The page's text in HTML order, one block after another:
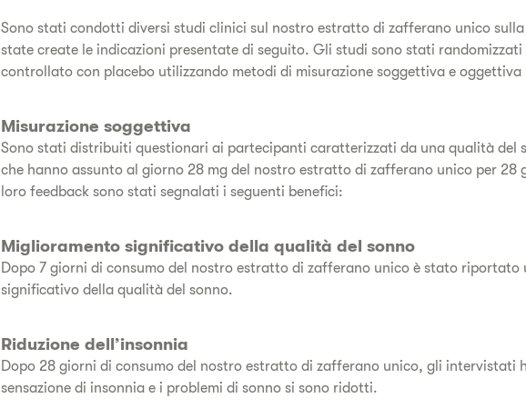
Sono stati condotti diversi studi clinici sul nostro estratto di zafferano unico sulla
state create le indicazioni presentate di seguito. Gli studi sono stati randomizzati
controllato con placebo utilizzando metodi di misurazione soggettiva e
Misurazione soggettiva
Sono stati distribuiti questionari ai partecipanti caratterizzati da una qualità del
che hanno assunto al giorno 28 mg del nostro estratto di zafferano unico per 28
loro feedback sono stati segnalati i seguenti benefici:
Miglioramento significativo della qualità del sonno
Dopo 7 giorni di consumo del nostro estratto di zafferano unico è stato riportato
significativo della qualità del sonno.
Riduzione dell’insonnia
Dopo 28 giorni di consumo del nostro estratto di zafferano unico, gli intervistati
sensazione di insonnia e i problemi di sonno si sono ridotti.